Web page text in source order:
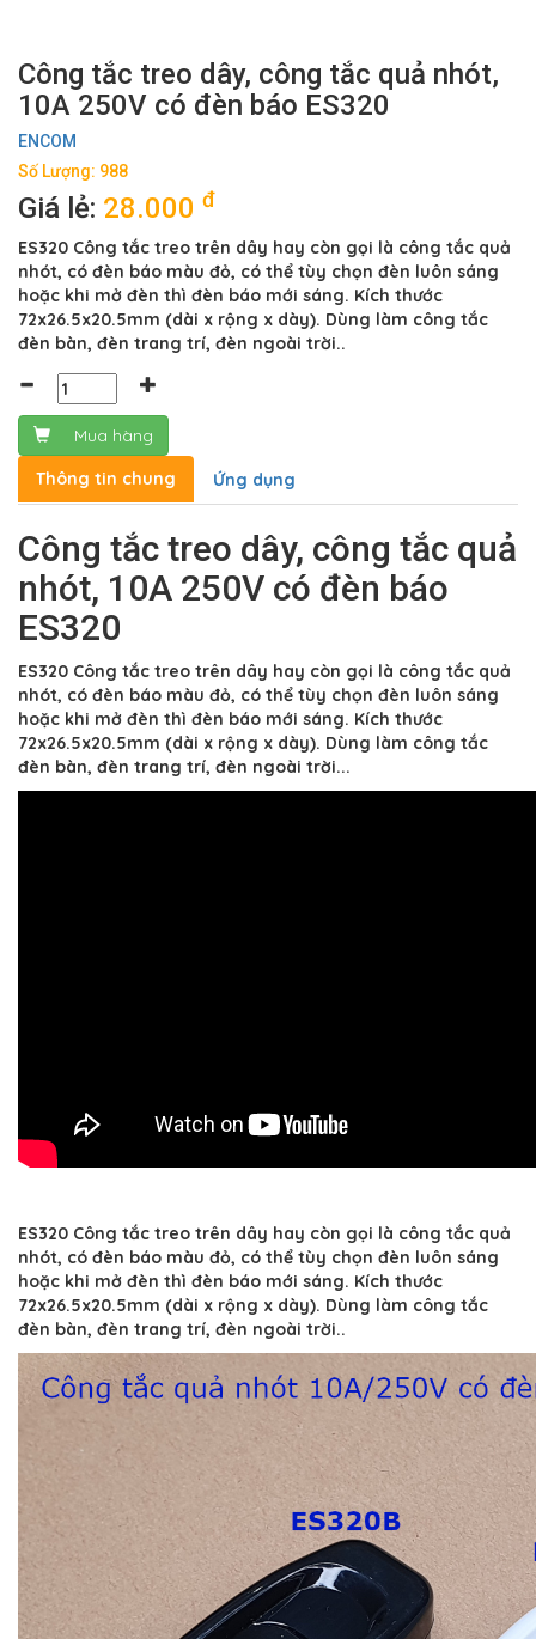
Công tắc treo dây, công tắc quả nhót,
10A 250V có đèn báo ES320
ENCOM
Số Lượng: 988
Giá lẻ: 28.000 đ
ES320 Công tắc treo trên dây hay còn gọi là công tắc quả
nhót, có đèn báo màu đỏ, có thể tùy chọn đèn luôn sáng
hoặc khi mở đèn thì đèn báo mới sáng. Kích thước
72x26.5x20.5mm (dài x rộng x dày). Dùng làm công tắc
đèn bàn, đèn trang trí, đèn ngoài trời..
Mua hàng
Thông tin chung
Ứng dụng
Công tắc treo dây, công tắc quả
nhót, 10A 250V có đèn báo
ES320
ES320 Công tắc treo trên dây hay còn gọi là công tắc quả
nhót, có đèn báo màu đỏ, có thể tùy chọn đèn luôn sáng
hoặc khi mở đèn thì đèn báo mới sáng. Kích thước
72x26.5x20.5mm (dài x rộng x dày). Dùng làm công tắc
đèn bàn, đèn trang trí, đèn ngoài trời...
ES320 Công tắc treo trên dây hay còn gọi là công tắc quả
nhót, có đèn báo màu đỏ, có thể tùy chọn đèn luôn sáng
hoặc khi mở đèn thì đèn báo mới sáng. Kích thước
72x26.5x20.5mm (dài x rộng x dày). Dùng làm công tắc
đèn bàn, đèn trang trí, đèn ngoài trời..